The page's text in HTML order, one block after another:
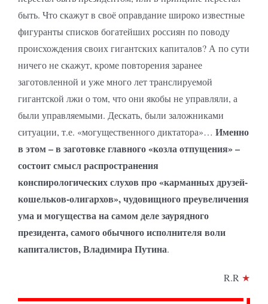
быть. Что скажут в своё оправдание широко известные
фигуранты списков богатейших россиян по поводу
происхождения своих гигантских капиталов? А по сути
ничего не скажут, кроме повторения заранее
заготовленной и уже много лет транслируемой
гигантской лжи о том, что они якобы не управляли, а
были управляемыми. Дескать, были заложниками
ситуации, т.е. «могущественного диктатора»… Именно
в этом – в заготовке главного «козла отпущения» –
состоит смысл распространения
конспирологических слухов про «карманных друзей-
кошельков-олигархов», чудовищного преувеличения
ума и могущества на самом деле заурядного
президента, самого обычного исполнителя воли
капиталистов, Владимира Путина.
R.R ★